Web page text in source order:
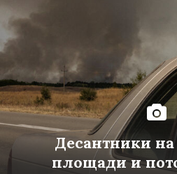
Десантники
площади и